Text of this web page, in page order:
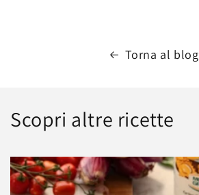
Torna al blog
Scopri altre ricette